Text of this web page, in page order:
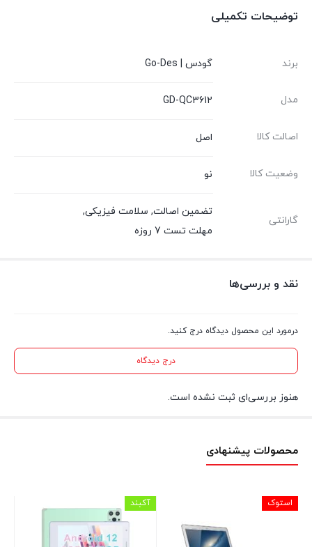
توضیحات تکمیلی
برند گودس | Go-Des
مدل GD-QC3612
اصالت کالا اصل
وضعیت کالا نو
گارانتی
تضمین اصالت, سلامت فیزیکی,
مهلت تست 7 روزه
نقد و بررسی‌ها
درمورد این محصول دیدگاه درج کنید.
درج دیدگاه
هنوز بررسی‌ای ثبت نشده است.
محصولات پیشنهادی
استوک آکبند